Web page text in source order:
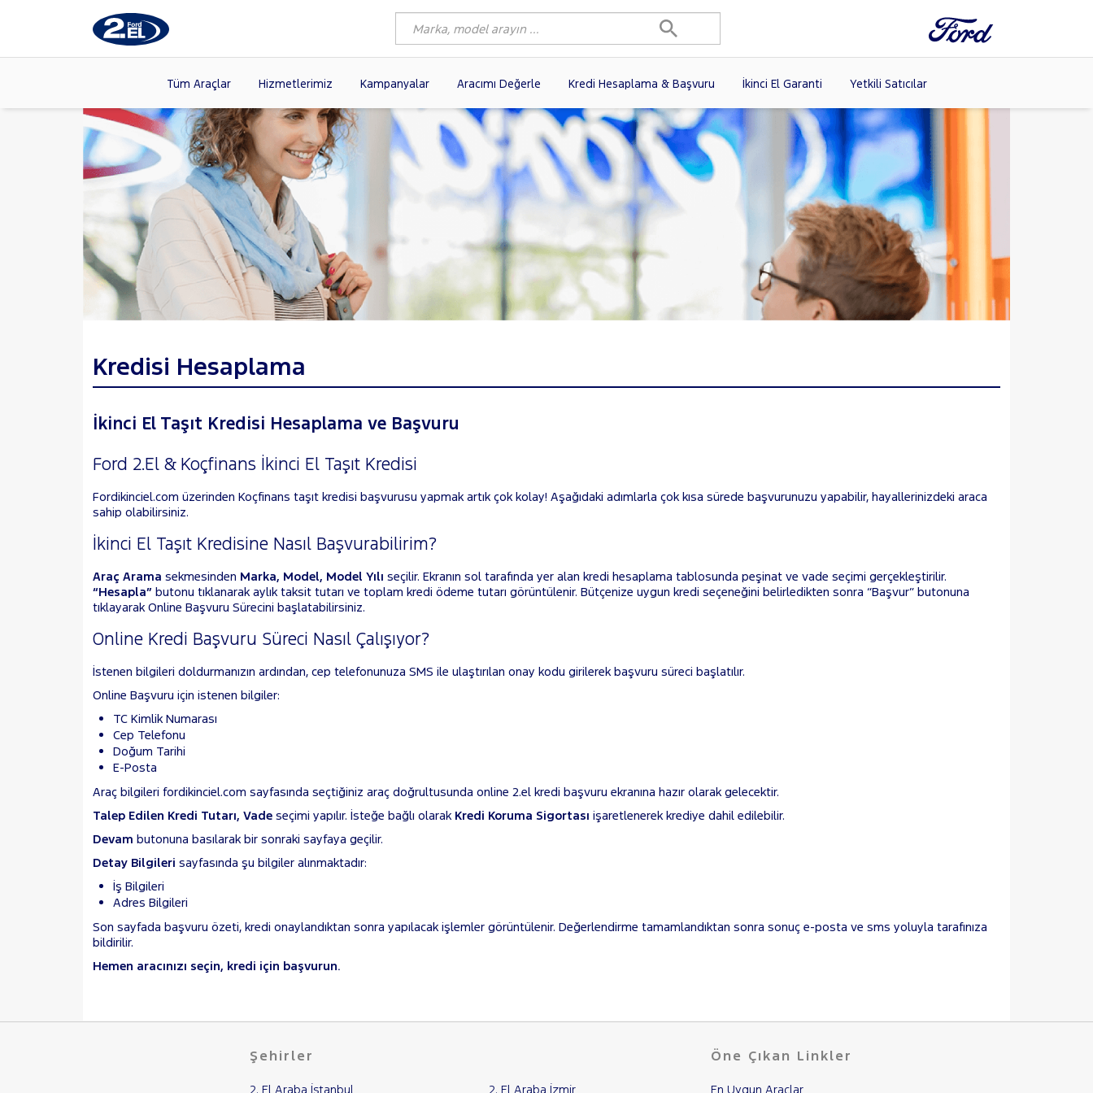
Tüm Araçlar Hizmetlerimiz Kampanyalar Aracımı Değerle Kredi Hesaplama & Başvuru İkinci El Garanti Yetkili Satıcılar
Markalar >
Modeller
>
FORD(876) FIAT (103) RENAULT(82)
VOLKSWAGEN(63) PEUGEOT(40)
CITROEN
DACIA (17) TOYOTA
(13)
HYUNDAI
VOLVO(12) KIA (11)
NISSAN
SKODA AUDI
Tüm Markaları
Listele >
Kredisi Hesaplama
İkinci El Taşıt Kredisi Hesaplama ve Başvuru
Ford 2.El & Koçfinans İkinci El Taşıt Kredisi
Fordikinciel.com üzerinden Koçfinans taşıt kredisi başvurusu yapmak artık çok kolay! Aşağıdaki adımlarla çok kısa sürede başvurunuzu yapabilir, hayallerinizdeki araca
sahip olabilirsiniz.
İkinci El Taşıt Kredisine Nasıl Başvurabilirim?
Araç Arama sekmesinden Marka, Model, Model Yılı seçilir. Ekranın sol tarafında yer alan kredi hesaplama tablosunda peşinat ve vade seçimi gerçekleştirilir.
“Hesapla” butonu tıklanarak aylık taksit tutarı ve toplam kredi ödeme tutarı görüntülenir. Bütçenize uygun kredi seçeneğini belirledikten sonra “Başvur” butonuna
tıklayarak Online Başvuru Sürecini başlatabilirsiniz.
Online Kredi Başvuru Süreci Nasıl Çalışıyor?
İstenen bilgileri doldurmanızın ardından, cep telefonunuza SMS ile ulaştırılan onay kodu girilerek başvuru süreci başlatılır.
Online Başvuru için istenen bilgiler:
TC Kimlik Numarası
Cep Telefonu
Doğum Tarihi
E-Posta
Araç bilgileri fordikinciel.com sayfasında seçtiğiniz araç doğrultusunda online 2.el kredi başvuru ekranına hazır olarak gelecektir.
Talep Edilen Kredi Tutarı, Vade seçimi yapılır. İsteğe bağlı olarak Kredi Koruma Sigortası işaretlenerek krediye dahil edilebilir.
Devam butonuna basılarak bir sonraki sayfaya geçilir.
Detay Bilgileri sayfasında şu bilgiler alınmaktadır:
İş Bilgileri
Adres Bilgileri
Son sayfada başvuru özeti, kredi onaylandıktan sonra yapılacak işlemler görüntülenir. Değerlendirme tamamlandıktan sonra sonuç e-posta ve sms yoluyla tarafınıza
bildirilir.
Hemen aracınızı seçin, kredi için başvurun.
Şehirler
2. El Araba İstanbul 2. El Araba İzmir
Öne Çıkan Linkler
En Uygun Araçlar